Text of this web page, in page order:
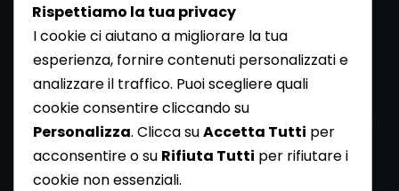
Newsletter
Se vuoi ricevere la Rivista gratuita di archeologia realizzata
dalla Redazione di ArcheoMedia iscriviti alla nostra
Newsletter [Clicca Qui]
Rispettiamo la tua privacy
I cookie ci aiutano a migliorare la tua
esperienza, fornire contenuti personalizzati e
analizzare il traffico. Puoi scegliere quali
cookie consentire cliccando su
Personalizza. Clicca suAccetta Tutti per
acconsentire o su Rifiuta Tutti per rifiutare i
cookie non essenziali.